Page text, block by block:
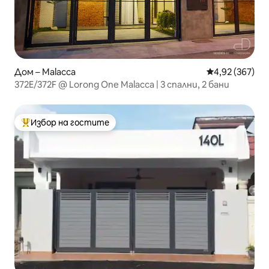
Дом – Malacca Средна
4,92 (367)
372E/372F @ Lorong One Malacca | 3 спални, 2 бани
Най-популярен избор на гостите
Избор на гостите